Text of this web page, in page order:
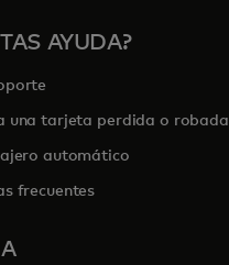
AYUDA?
una tarjeta perdida o robada
automático
frecuentes